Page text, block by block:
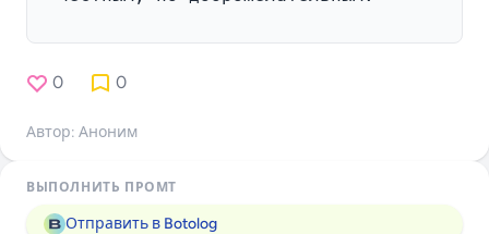
0 0
Автор: Аноним
ВЫПОЛНИТЬ ПРОМТ
Отправить в Botolog